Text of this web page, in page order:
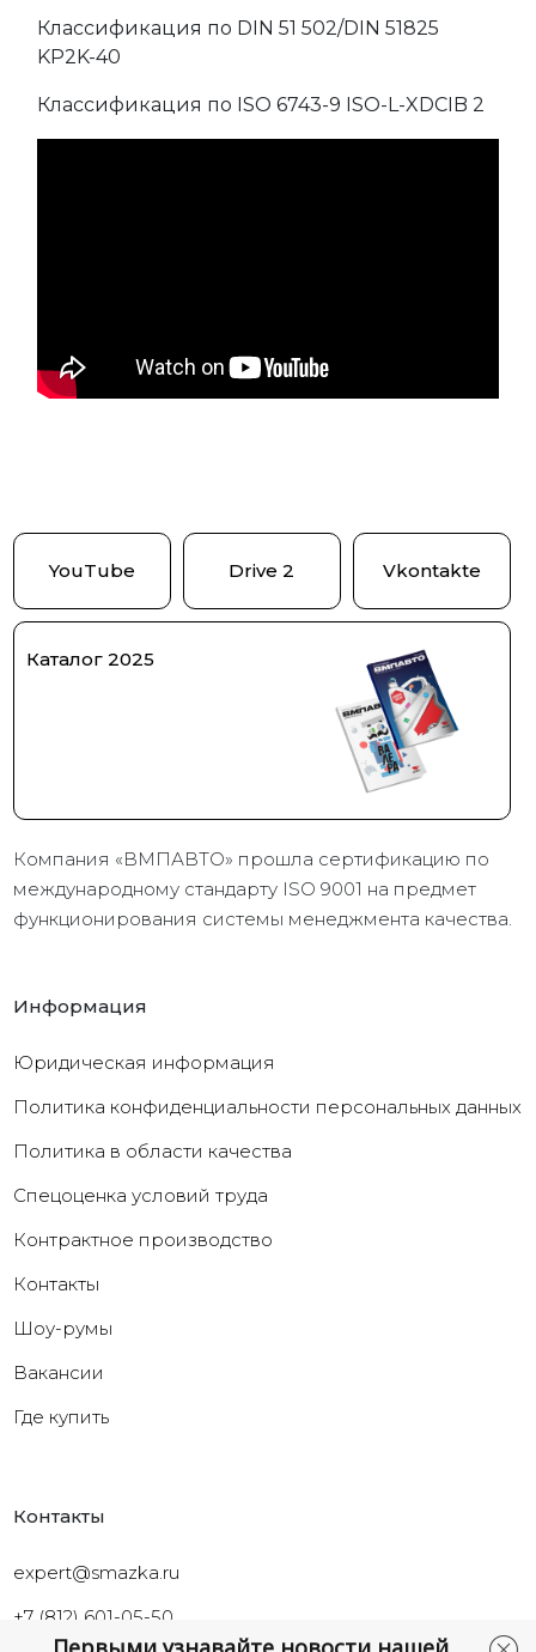
Классификация по DIN 51 502/DIN 51825
KP2K-40
Классификация по ISO 6743-9 ISO-L-XDCIB 2
YouTube Drive 2 Vkontakte
Каталог 2025
Компания «ВМПАВТО» прошла сертификацию по
международному стандарту ISO 9001 на предмет
функционирования системы менеджмента качества.
Информация
Юридическая информация
Политика конфиденциальности персональных данных
Политика в области качества
Cпецоценка условий труда
Контрактное производство
Контакты
Шоу-румы
Вакансии
Где купить
Контакты
expert@smazka.ru
+7 (812) 601-05-50